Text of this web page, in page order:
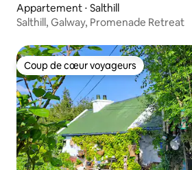
Appartement ⋅ Salthill
Salthill, Galway, Promenade Retreat
Coup de cœur voyageurs
Coup de cœur voyageurs